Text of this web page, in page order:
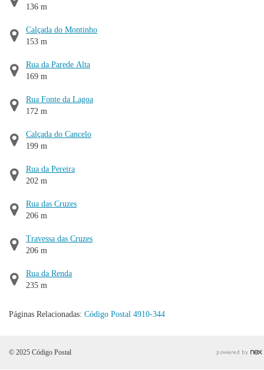
136 m
Calçada do Montinho
153 m
Rua da Parede Alta
169 m
Rua Fonte da Lagoa
172 m
Calçada do Cancelo
199 m
Rua da Pereira
202 m
Rua das Cruzes
206 m
Travessa das Cruzes
206 m
Rua da Renda
235 m
Páginas Relacionadas: Código Postal 4910-344
© 2025 Código Postal